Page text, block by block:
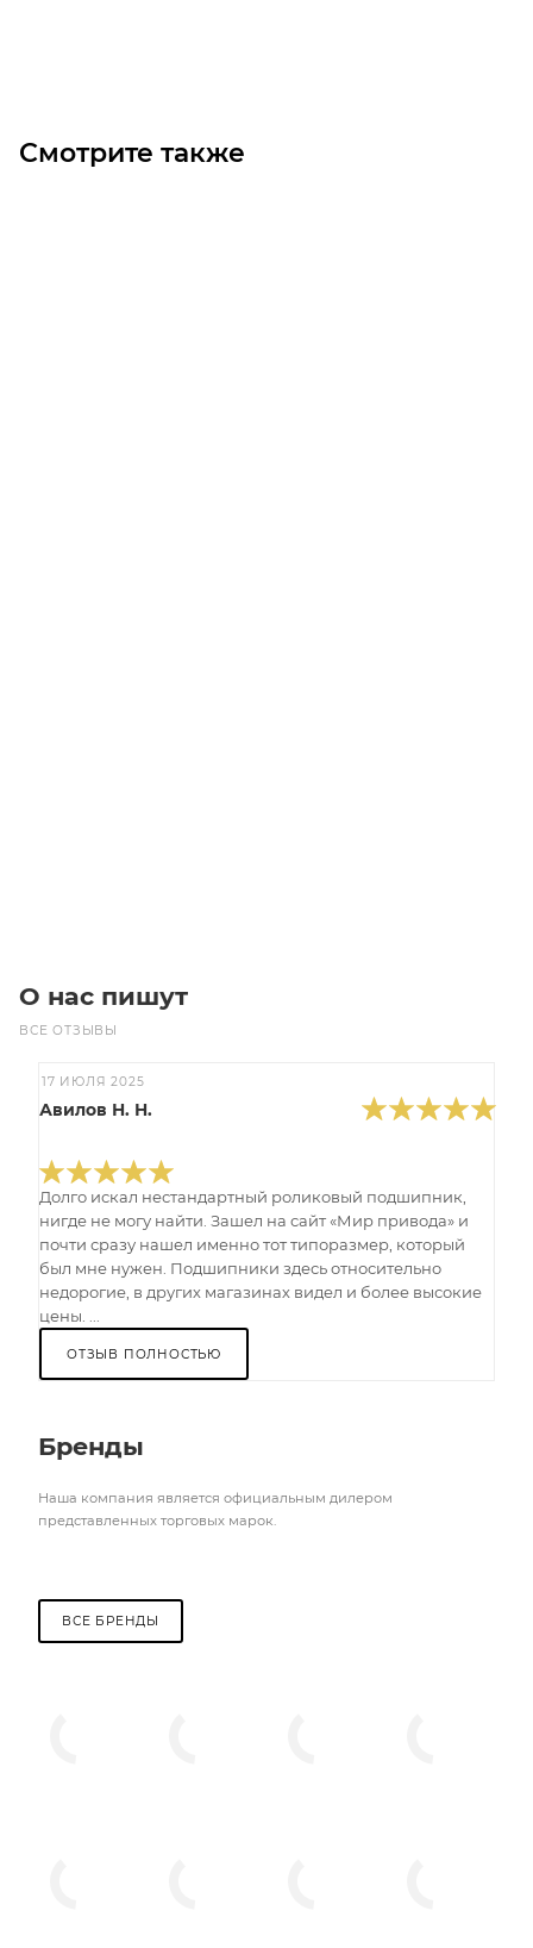
Смотрите также
О нас пишут
ВСЕ ОТЗЫВЫ
17 ИЮЛЯ 2025
Авилов Н. Н.
Долго искал нестандартный роликовый подшипник,
нигде не могу найти. Зашел на сайт «Мир привода» и
почти сразу нашел именно тот типоразмер, который
был мне нужен. Подшипники здесь относительно
недорогие, в других магазинах видел и более высокие
цены. ...
ОТЗЫВ ПОЛНОСТЬЮ
Бренды
Наша компания является официальным дилером
представленных торговых марок.
ВСЕ БРЕНДЫ